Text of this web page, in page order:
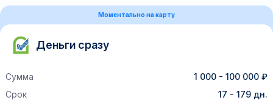
Моментально на карту
Деньги сразу
Сумма
1 000 - 100 000 ₽
Срок
17 - 179 дн.